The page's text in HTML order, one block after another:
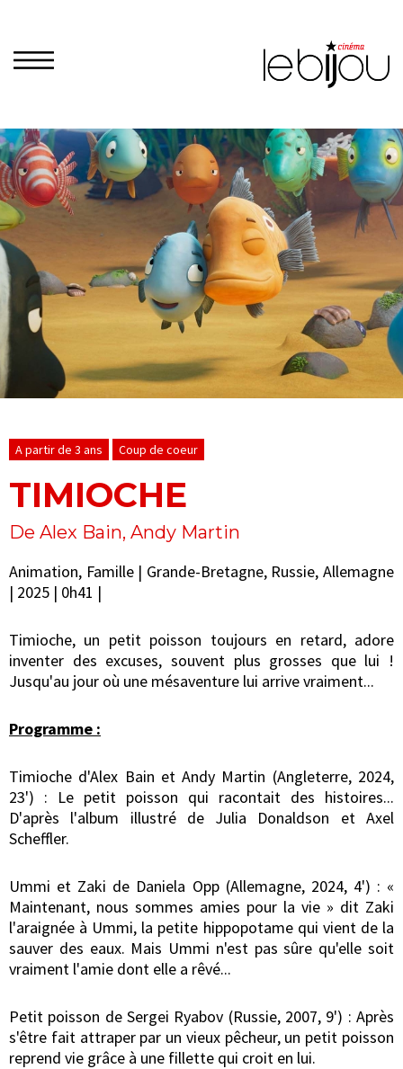
A partir de 3 ans Coup de coeur
TIMIOCHE
De Alex Bain, Andy Martin
Animation, Famille | Grande-Bretagne, Russie, Allemagne
| 2025 | 0h41 |
Timioche, un petit poisson toujours en retard, adore
inventer des excuses, souvent plus grosses que lui !
Jusqu'au jour où une mésaventure lui arrive vraiment...
Programme :
Timioche d'Alex Bain et Andy Martin (Angleterre, 2024,
23') : Le petit poisson qui racontait des histoires...
D'après l'album illustré de Julia Donaldson et Axel
Scheffler.
Ummi et Zaki de Daniela Opp (Allemagne, 2024, 4') : «
Maintenant, nous sommes amies pour la vie » dit Zaki
l'araignée à Ummi, la petite hippopotame qui vient de la
sauver des eaux. Mais Ummi n'est pas sûre qu'elle soit
vraiment l'amie dont elle a rêvé...
Petit poisson de Sergei Ryabov (Russie, 2007, 9') : Après
s'être fait attraper par un vieux pêcheur, un petit poisson
reprend vie grâce à une fillette qui croit en lui.